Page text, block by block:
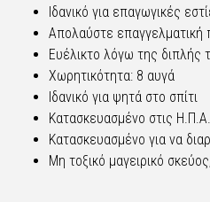
Ιδανικό για επαγωγικές
Απολαύστε επαγγελματική
Ευέλικτο λόγω της διπλής
Χωρητικότητα: 8 αυγά
Ιδανικό για ψητά στο σπίτι
Κατασκευασμένο στις Η.Π.Α.
Κατασκευασμένο για να
Μη τοξικό μαγειρικό